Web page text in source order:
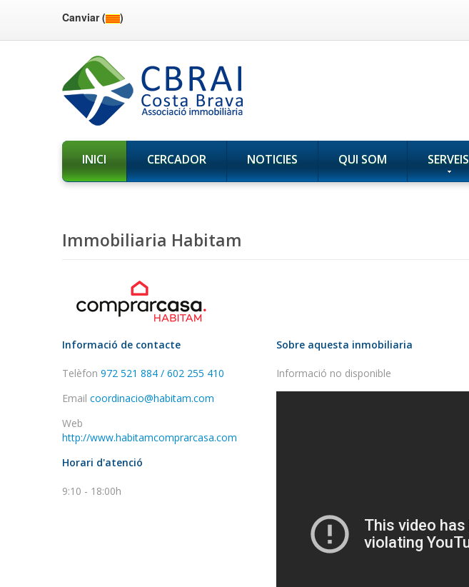
Canviar ( )
INICI CERCADOR NOTICIES QUI SOM SERVEIS
Immobiliaria Habitam
Informació de contacte
Telèfon 972 521 884 / 602 255 410
Email coordinacio@habitam.com
Web
http://www.habitamcomprarcasa.com
Horari d'atenció
9:10 - 18:00h
Sobre aquesta inmobiliaria
Informació no disponible